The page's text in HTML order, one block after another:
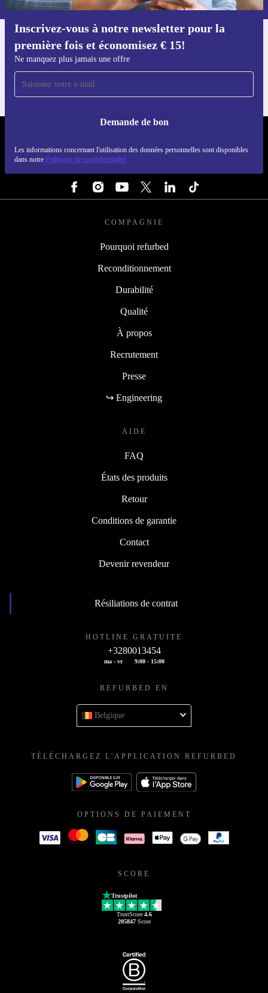
Inscrivez-vous à notre newsletter pour la
première fois et économisez € 15!
Ne manquez plus jamais une offre
Demande de bon
Les informations concernant l'utilisation des données personnelles sont disponibles
dans notre Politique de confidentialité
Téléchargez l'application refurbed
Pour iOS et Android
COMPAGNIE
Pourquoi refurbed
Reconditionnement
Durabilité
Qualité
À propos
Recrutement
Presse
↪ Engineering
AIDE
FAQ
États des produits
Retour
Conditions de garantie
Contact
Devenir revendeur
Résiliations de contrat
HOTLINE GRATUITE
+3280013454
ma - vr 9:00 - 15:00
REFURBED EN
Belgique
TÉLÉCHARGEZ L'APPLICATION REFURBED
OPTIONS DE PAIEMENT
SCORE
Trustpilot
TrustScore 4.6
205847Score